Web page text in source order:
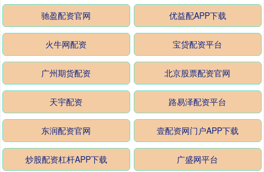
驰盈配资官网 优益配APP下载
火牛网配资 宝贷配资平台
广州期货配资 北京股票配资官网
天宇配资 路易泽配资平台
东润配资官网 壹配资网门户APP下载
炒股配资杠杆APP下载 广盛网平台